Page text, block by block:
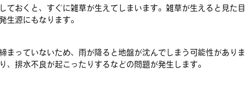
ておくと、すぐに雑草が生えてしまいます。雑草が生えると見た目
生源にもなります。
まっていないため、雨が降ると地盤が沈んでしまう可能性がありま
、排水不良が起こったりするなどの問題が発生します。